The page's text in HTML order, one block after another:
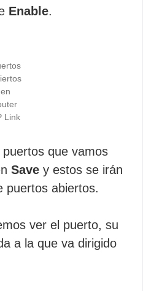
Enable.
en
Link
que vamos
Save y estos se irán
puertos abiertos.
ver el puerto, su
a la que va dirigido